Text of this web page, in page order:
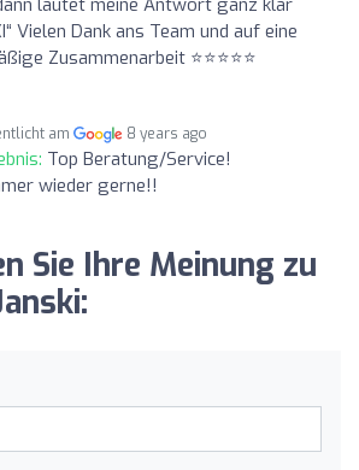
Vielen Dank ans Team und auf eine
Zusammenarbeit ⭐️⭐️⭐️⭐️⭐️
am 8 years ago
Top Beratung/Service!
wieder gerne!!
Sie Ihre Meinung zu